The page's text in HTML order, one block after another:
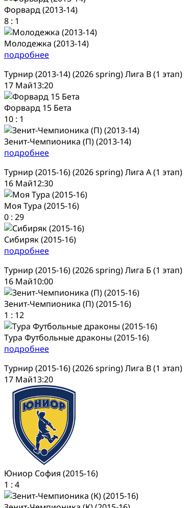
Форвард (2013-14)
8 : 1
Молодежка (2013-14)
подробнее
Турнир (2013-14) (2026 spring) Лига В (1 этап)
17 Май13:20
Форвард 15 Бета
10 : 1
Зенит-Чемпионика (П) (2013-14)
подробнее
Турнир (2015-16) (2026 spring) Лига А (1 этап)
16 Май12:30
Моя Тура (2015-16)
0 : 29
Сибиряк (2015-16)
подробнее
Турнир (2015-16) (2026 spring) Лига Б (1 этап)
16 Май10:00
Зенит-Чемпионика (П) (2015-16)
1 : 12
Тура Футбольные драконы (2015-16)
подробнее
Турнир (2015-16) (2026 spring) Лига В (1 этап)
17 Май13:20
Юниор София (2015-16)
1 : 4